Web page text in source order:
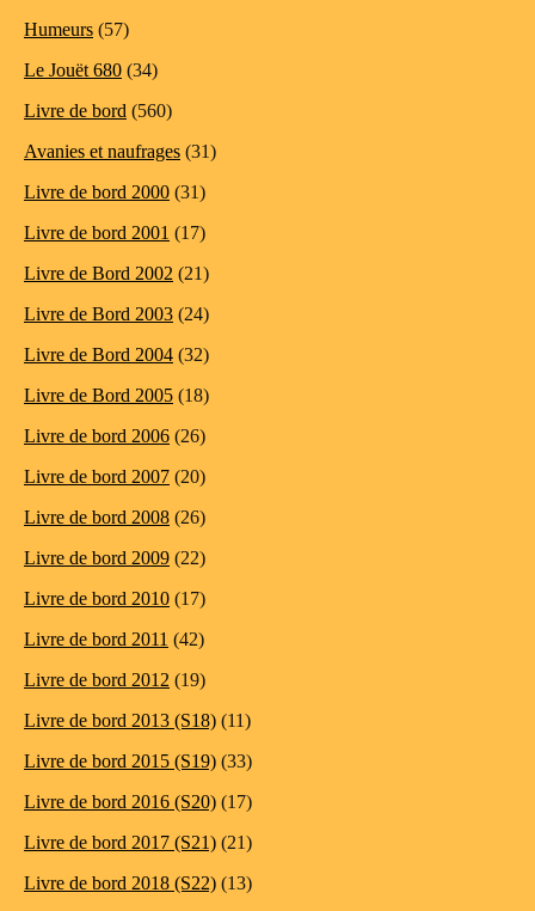
Humeurs (57)
Le Jouët 680 (34)
Livre de bord (560)
Avanies et naufrages (31)
Livre de bord 2000 (31)
Livre de bord 2001 (17)
Livre de Bord 2002 (21)
Livre de Bord 2003 (24)
Livre de Bord 2004 (32)
Livre de Bord 2005 (18)
Livre de bord 2006 (26)
Livre de bord 2007 (20)
Livre de bord 2008 (26)
Livre de bord 2009 (22)
Livre de bord 2010 (17)
Livre de bord 2011 (42)
Livre de bord 2012 (19)
Livre de bord 2013 (S18) (11)
Livre de bord 2015 (S19) (33)
Livre de bord 2016 (S20) (17)
Livre de bord 2017 (S21) (21)
Livre de bord 2018 (S22) (13)